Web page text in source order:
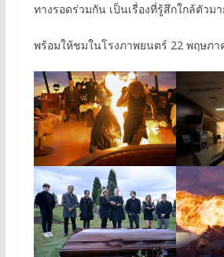
ทางรอดร่วมกัน เป็นเรื่องที่รู้สึกใกล้ตัวม
พร้อมให้ชมในโรงภาพยนตร์ 22 พฤษภ